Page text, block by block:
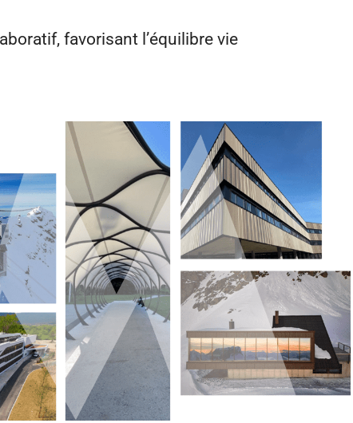
favorisant l’équilibre vie